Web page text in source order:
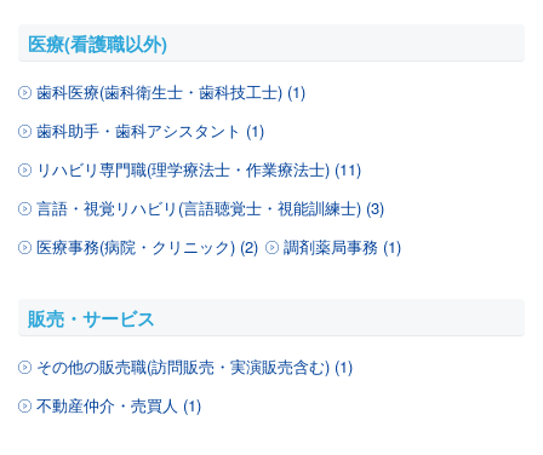
医療(看護職以外)
歯科医療(歯科衛生士・歯科技工士) (1)
歯科助手・歯科アシスタント (1)
リハビリ専門職(理学療法士・作業療法士) (11)
言語・視覚リハビリ(言語聴覚士・視能訓練士) (3)
医療事務(病院・クリニック) (2)
調剤薬局事務 (1)
販売・サービス
その他の販売職(訪問販売・実演販売含む) (1)
不動産仲介・売買人 (1)